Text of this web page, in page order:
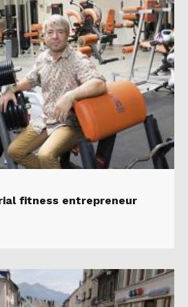
fitness entrepreneur